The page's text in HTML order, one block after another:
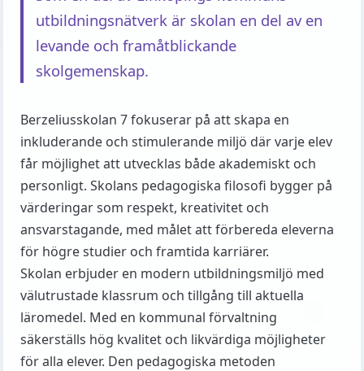
utbildningsnätverk är skolan en del av en
levande och framåtblickande
skolgemenskap.
Berzeliusskolan 7 fokuserar på att skapa en
inkluderande och stimulerande miljö där varje elev
får möjlighet att utvecklas både akademiskt och
personligt. Skolans pedagogiska filosofi bygger på
värderingar som respekt, kreativitet och
ansvarstagande, med målet att förbereda eleverna
för högre studier och framtida karriärer.
Skolan erbjuder en modern utbildningsmiljö med
välutrustade klassrum och tillgång till aktuella
läromedel. Med en kommunal förvaltning
säkerställs hög kvalitet och likvärdiga möjligheter
för alla elever. Den pedagogiska metoden